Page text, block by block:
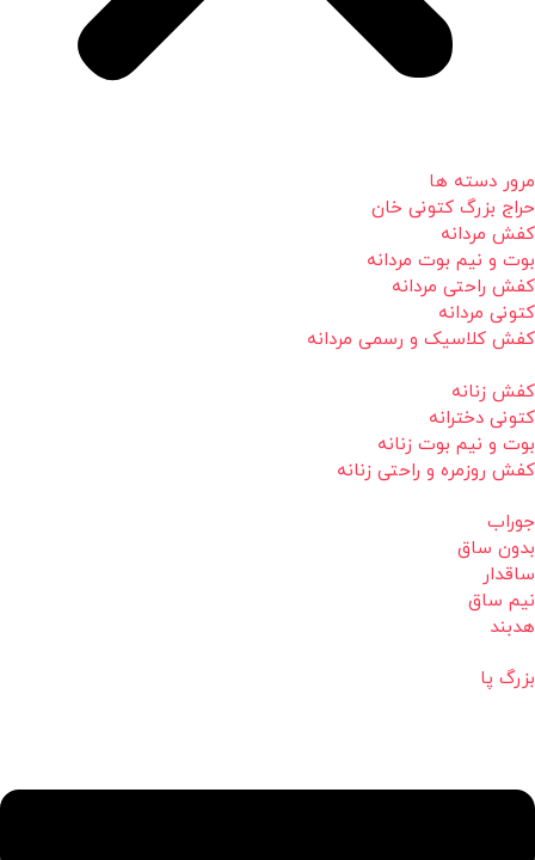
مرور دسته ها
حراج بزرگ کتونی خان
کفش مردانه
بوت و نیم بوت مردانه
کفش راحتی مردانه
کتونی مردانه
کفش کلاسیک و رسمی مردانه
کفش زنانه
کتونی دخترانه
بوت و نیم بوت زنانه
کفش روزمره و راحتی زنانه
جوراب
بدون ساق
ساقدار
نیم ساق
هدبند
بزرگ پا